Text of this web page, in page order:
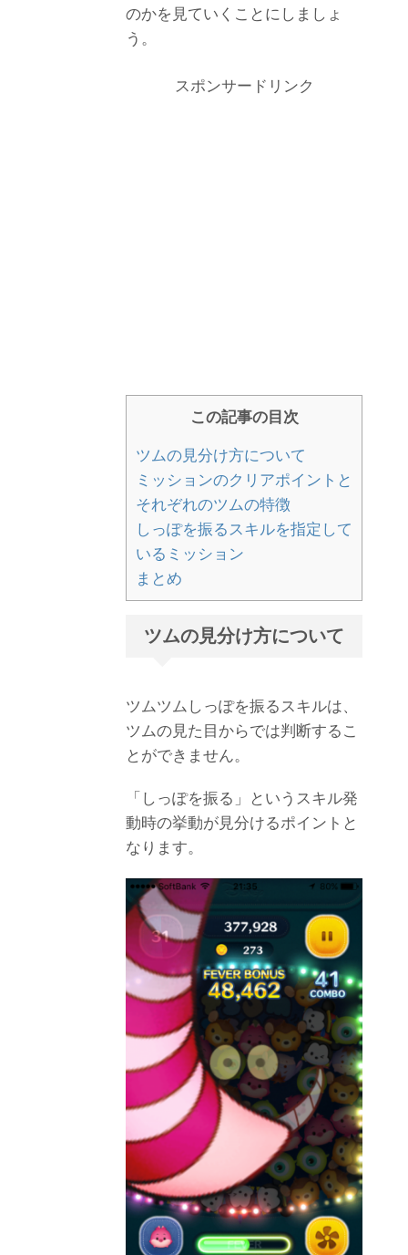
のかを見ていくことにしましょ
う。
スポンサードリンク
この記事の目次
ツムの見分け方について
ミッションのクリアポイントと
それぞれのツムの特徴
しっぽを振るスキルを指定して
いるミッション
まとめ
ツムの見分け方について
ツムツムしっぽを振るスキルは、
ツムの見た目からでは判断するこ
とができません。
「しっぽを振る」というスキル発
動時の挙動が見分けるポイントと
なります。